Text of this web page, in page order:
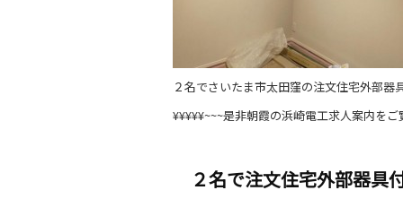
２名でさいたま市太田窪の注文住宅外部
¥¥¥¥¥~~~是非朝霞の浜崎電工求人案内を
２名で注文住宅外部器具